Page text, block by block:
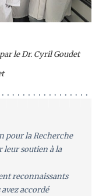
le Dr. Cyril Goudet
pour la Recherche
leur soutien à la
reconnaissants
accordé